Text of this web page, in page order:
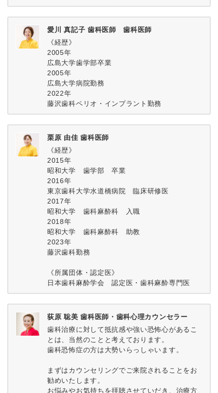
愛川 真記子 歯科医師 歯科医師
《経歴》
2005年
広島大学歯学部卒業
2005年
広島大学病院勤務
2022年
藤沢歯科ペリオ・インプラント勤務
栗原 由佳 歯科医師
《経歴》
2015年
昭和大学 歯学部 卒業
2016年
東京歯科大学水道橋病院 臨床研修医
2017年
昭和大学 歯科麻酔科 入職
2018年
昭和大学 歯科麻酔科 助教
2023年
藤沢歯科勤務
《所属団体・認定医》
日本歯科麻酔学会 認定医・歯科麻酔専門医
荻原 聡美 歯科医師・歯科心理カウンセラー
歯科治療に対して抵抗感や強い恐怖心があるこ
とは、当然のことと考えております。
歯科恐怖症の方は大勢いらっしゃいます。
まずはカウンセリングでご来院されることをお
勧めいたします。
お悩みやお気持ちを拝聴させていだき、治療方